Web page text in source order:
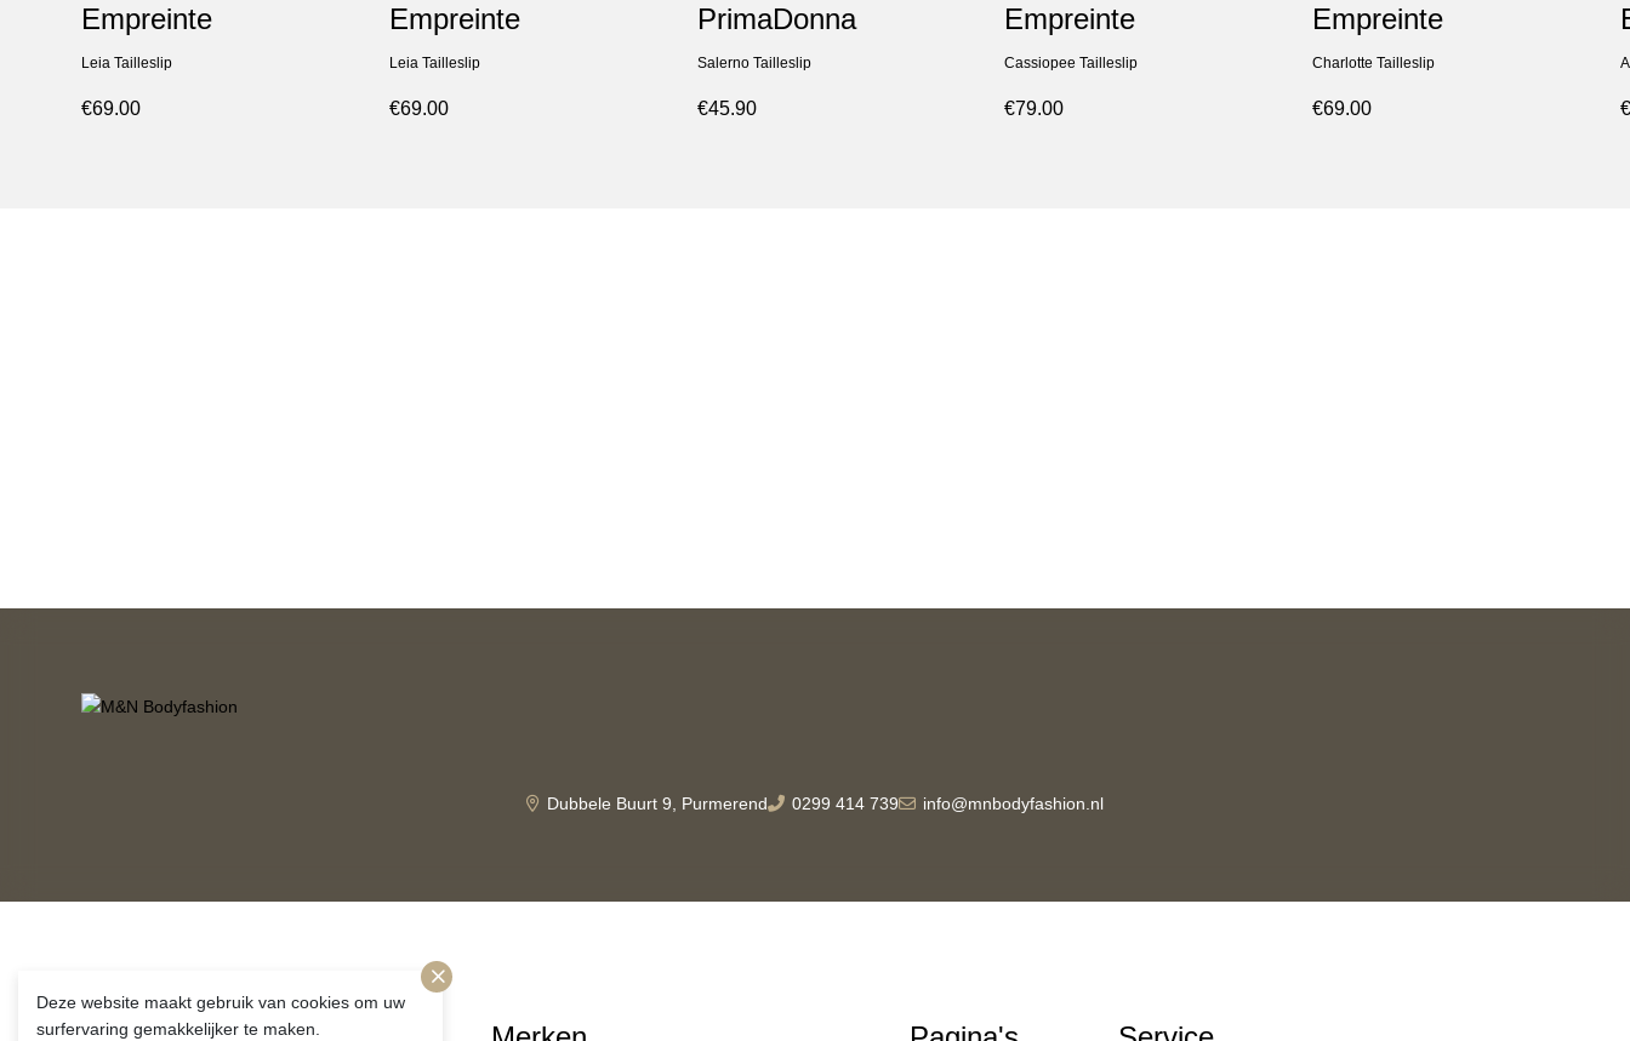
Deze website maakt gebruik van cookies om uw
surfervaring gemakkelijker te maken.
Empreinte
Leia Tailleslip
€69.00
Empreinte
Leia Tailleslip
€69.00
PrimaDonna
Salerno Tailleslip
€45.90
Empreinte
Cassiopee Tailleslip
€79.00
Empreinte
Charlotte Tailleslip
€69.00
Dubbele Buurt 9, Purmerend 0299 414 739 info@mnbodyfashion.nl